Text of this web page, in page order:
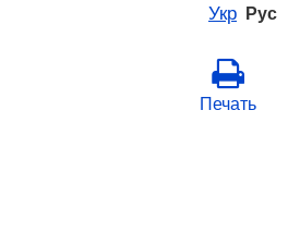
Укр Рус
Печать